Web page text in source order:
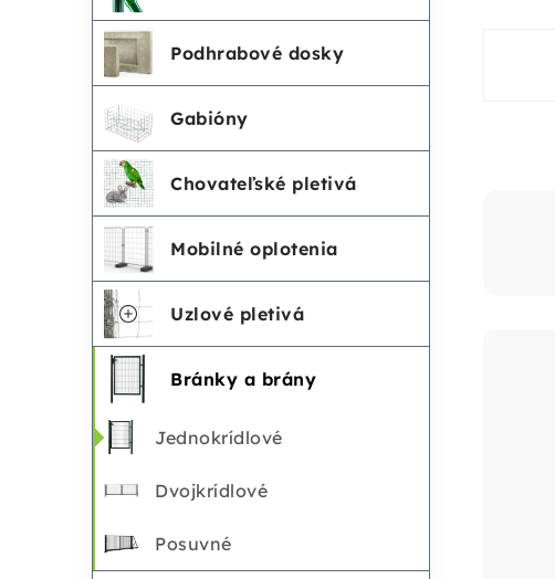
a
n
e
i
e
Podhrabové dosky
Gabióny
Chovateľské pletivá
Mobilné oplotenia
Uzlové pletivá
Bránky a brány
Jednokrídlové
Dvojkrídlové
Posuvné